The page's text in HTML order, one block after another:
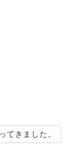
てきました。